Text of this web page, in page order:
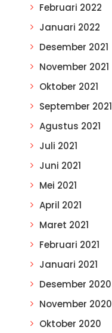
Februari 2022
Januari 2022
Desember 2021
November 2021
Oktober 2021
September 2021
Agustus 2021
Juli 2021
Juni 2021
Mei 2021
April 2021
Maret 2021
Februari 2021
Januari 2021
Desember 2020
November 2020
Oktober 2020